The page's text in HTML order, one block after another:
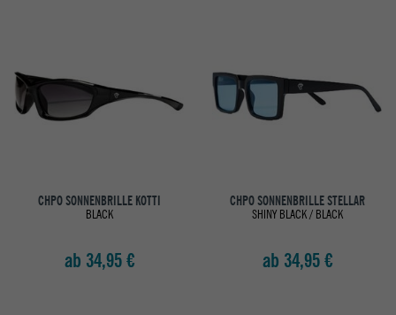
CHPO SONNENBRILLE KOTTI
BLACK
ab 34,95 €
CHPO SONNENBRILLE STELLAR
SHINY BLACK / BLACK
ab 34,95 €